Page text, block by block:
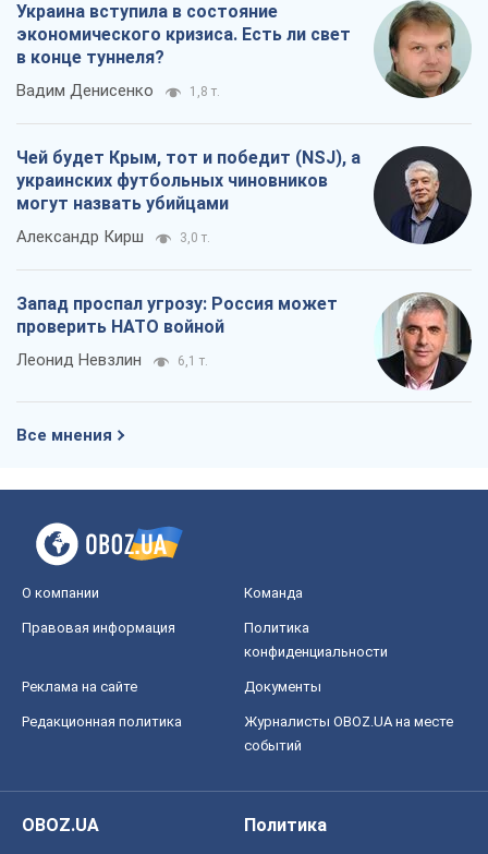
Украина вступила в состояние
экономического кризиса. Есть ли свет
в конце туннеля?
Вадим Денисенко 1,8 т.
Чей будет Крым, тот и победит (NSJ), а
украинских футбольных чиновников
могут назвать убийцами
Александр Кирш 3,0 т.
Запад проспал угрозу: Россия может
проверить НАТО войной
Леонид Невзлин 6,1 т.
Все мнения
О компании Команда
Правовая информация
Политика
конфиденциальности
Реклама на сайте Документы
Редакционная политика
Журналисты OBOZ.UA на месте
событий
OBOZ.UA
Политика